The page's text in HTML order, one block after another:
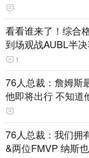
看看谁来了！综合
到场观战AUBL半
1
76人总裁：詹姆斯
他即将出行 不知道
76人总裁：我们拥
&两位FMVP 纳斯